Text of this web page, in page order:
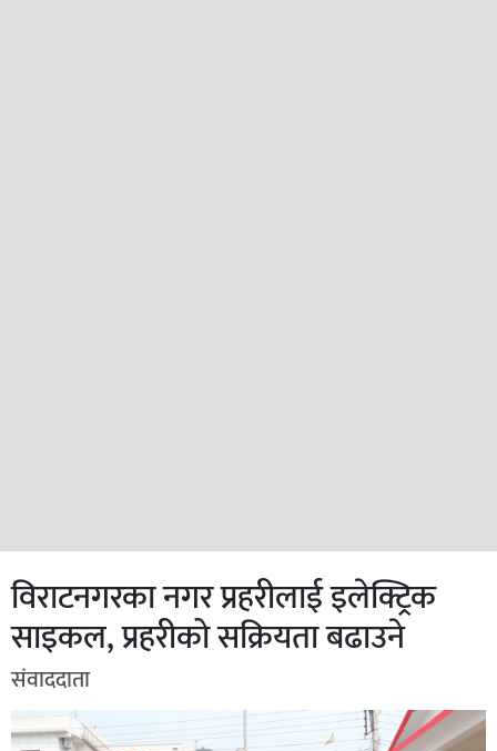
विराटनगरका नगर प्रहरीलाई इलेक्ट्रिक
साइकल, प्रहरीको सक्रियता बढाउने
संवाददाता